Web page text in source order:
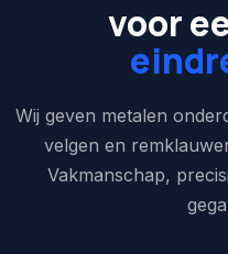
voor
Wij geven metalen
velgen en
Vakmanschap,